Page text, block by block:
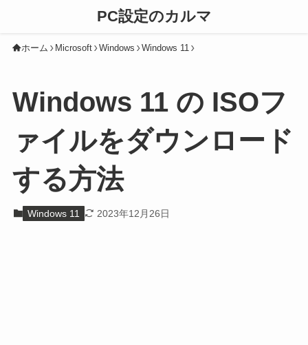
PC設定のカルマ
ホーム Microsoft Windows Windows 11
Windows 11 の ISOフ
ァイルをダウンロード
する方法
Windows 11 2023年12月26日